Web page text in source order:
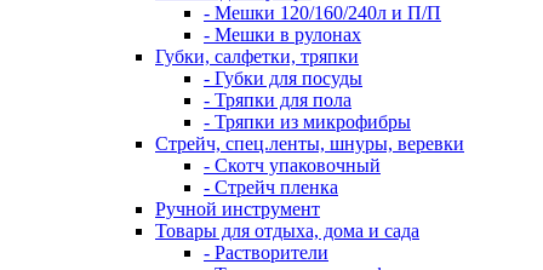
- Мешки 120/160/240л и П/П
- Мешки в рулонах
Губки, салфетки, тряпки
- Губки для посуды
- Тряпки для пола
- Тряпки из микрофибры
Стрейч, спец.ленты, шнуры, веревки
- Скотч упаковочный
- Стрейч пленка
Ручной инструмент
Товары для отдыха, дома и сада
- Растворители